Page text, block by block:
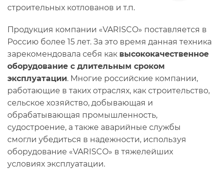
строительных котлованов и т.п.
Продукция компании «VARISCO» поставляется в
Россию более 15 лет. За это время данная техника
зарекомендовала себя как высококачественное
оборудование с длительным сроком
эксплуатации. Многие российские компании,
работающие в таких отраслях, как строительство,
сельское хозяйство, добывающая и
обрабатывающая промышленность,
судостроение, а также аварийные службы
смогли убедиться в надежности, используя
оборудование «VARISCO» в тяжелейших
условиях эксплуатации.